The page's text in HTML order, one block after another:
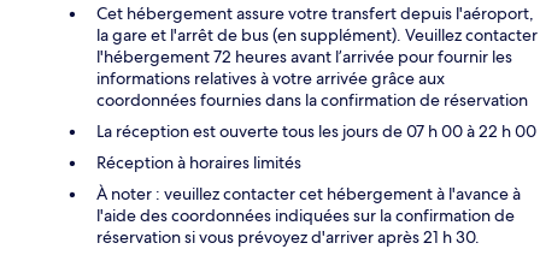
Cet hébergement assure votre transfert depuis l'aéroport,
la gare et l'arrêt de bus (en supplément). Veuillez contacter
l'hébergement 72 heures avant l’arrivée pour fournir les
informations relatives à votre arrivée grâce aux
coordonnées fournies dans la confirmation de réservation
La réception est ouverte tous les jours de 07 h 00 à 22 h 00
Réception à horaires limités
À noter : veuillez contacter cet hébergement à l'avance à
l'aide des coordonnées indiquées sur la confirmation de
réservation si vous prévoyez d'arriver après 21 h 30.